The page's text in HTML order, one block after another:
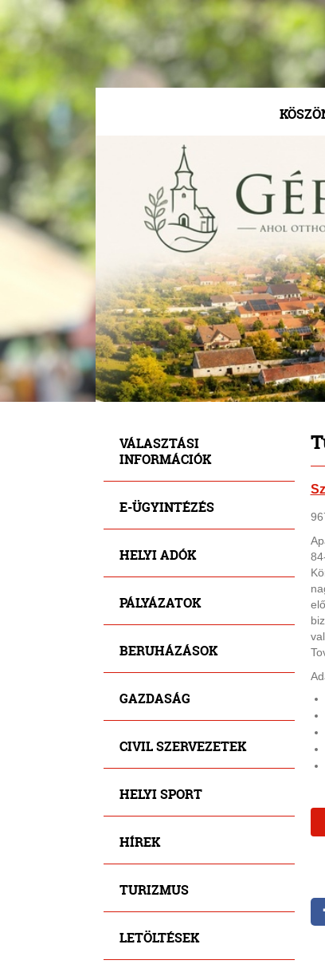
VÁLASZTÁSI
INFORMÁCIÓK
E-ÜGYINTÉZÉS
HELYI ADÓK
PÁLYÁZATOK
BERUHÁZÁSOK
GAZDASÁG
CIVIL SZERVEZETEK
HELYI SPORT
HÍREK
TURIZMUS
LETÖLTÉSEK